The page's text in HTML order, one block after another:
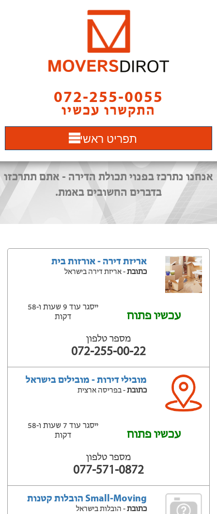
072-255-0055
התקשרו עכשיו
תפריט ראשי
אנחנו נתרכז בפנוי תכולת הדירה - אתם תתרכזו
בדברים החשובים באמת.
אריזת דירה - אורזות בית
כתובת- אריזת דירה בישראל
עכשיו פתוח
ייסגר עוד 9 שעות ‫ו-58
דקות
מספר טלפון
072-255-00-22
מובילי דירות - מובילים בישראל
כתובת- בפריסה ארצית
עכשיו פתוח
ייסגר עוד 7 שעות ‫ו-58
דקות
מספר טלפון
077-571-0872
Small-Moving הובלות קטנות
כתובת- הובלות בישראל